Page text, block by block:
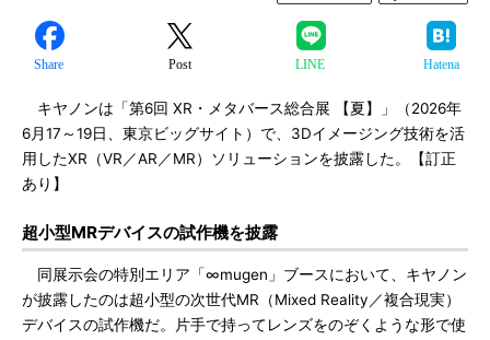
Share Post LINE Hatena
キヤノンは「第6回 XR・メタバース総合展 【夏】」（2026年
6月17～19日、東京ビッグサイト）で、3Dイメージング技術を活
用したXR（VR／AR／MR）ソリューションを披露した。【訂正
あり】
超小型MRデバイスの試作機を披露
同展示会の特別エリア「∞mugen」ブースにおいて、キヤノン
が披露したのは超小型の次世代MR（Mixed Reality／複合現実）
デバイスの試作機だ。片手で持ってレンズをのぞくような形で使